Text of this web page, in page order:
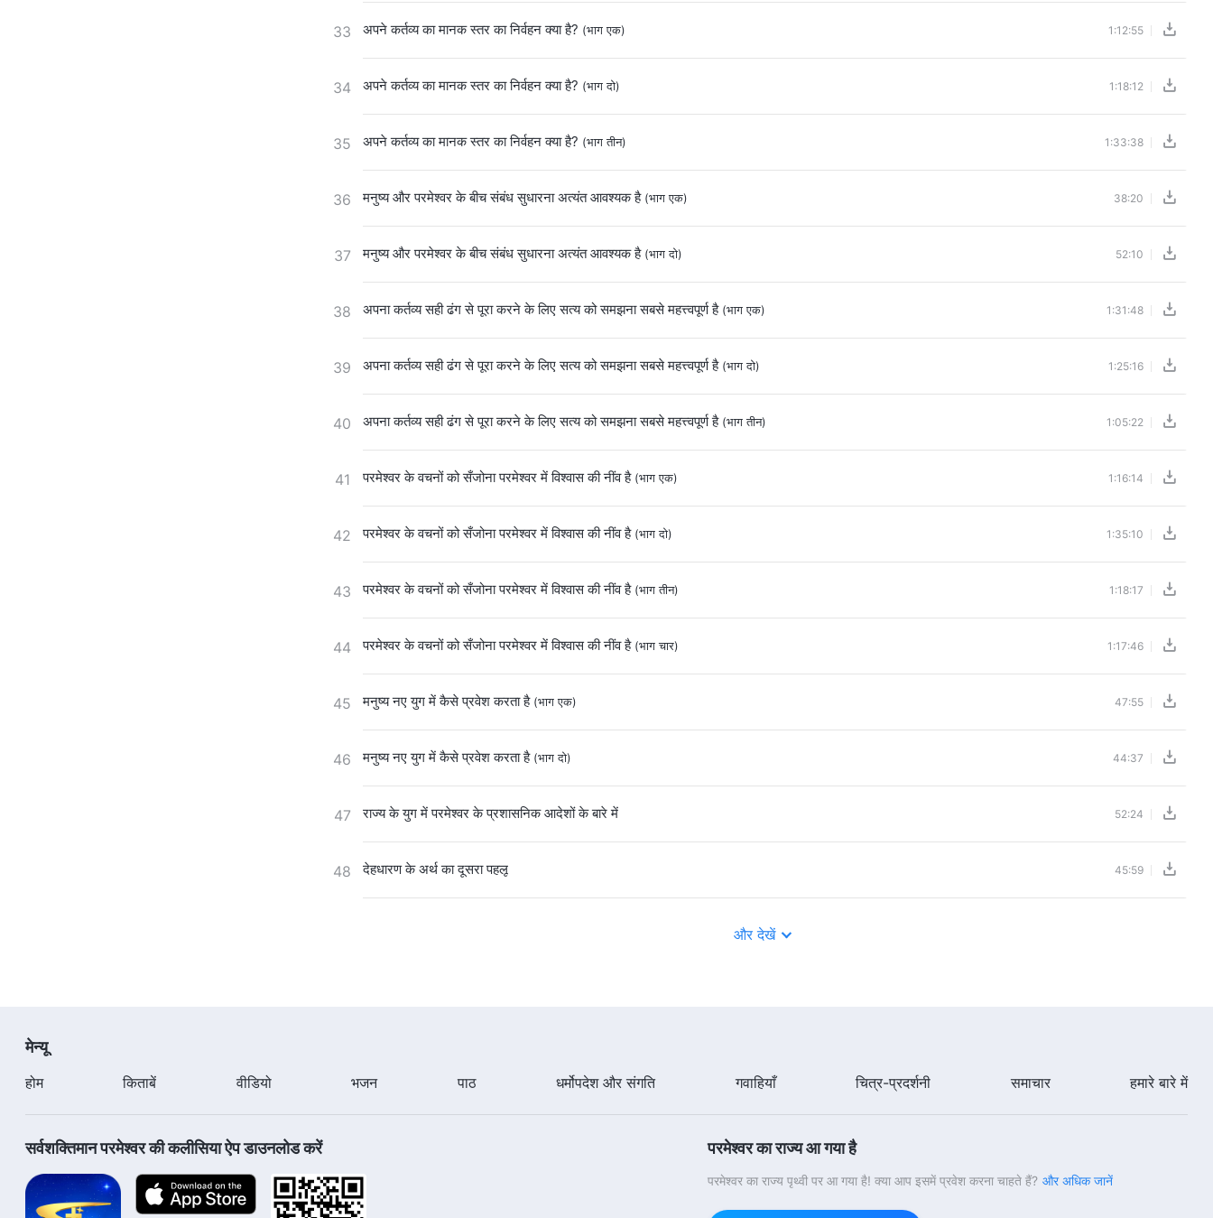
33 अपने कर्तव्‍य का मानक स्तर का निर्वहन क्‍या है? (भाग एक) 1:12:55
34 अपने कर्तव्‍य का मानक स्तर का निर्वहन क्‍या है? (भाग दो) 1:18:12
35 अपने कर्तव्‍य का मानक स्तर का निर्वहन क्‍या है? (भाग तीन) 1:33:38
36 मनुष्य और परमेश्वर के बीच संबंध सुधारना अत्यंत आवश्यक है (भाग एक) 38:20
37 मनुष्य और परमेश्वर के बीच संबंध सुधारना अत्यंत आवश्यक है (भाग दो) 52:10
38 अपना कर्तव्‍य सही ढंग से पूरा करने के लिए सत्‍य को समझना सबसे महत्त्वपूर्ण है (भाग एक) 1:31:48
39 अपना कर्तव्‍य सही ढंग से पूरा करने के लिए सत्‍य को समझना सबसे महत्त्वपूर्ण है (भाग दो) 1:25:16
40 अपना कर्तव्‍य सही ढंग से पूरा करने के लिए सत्‍य को समझना सबसे महत्त्वपूर्ण है (भाग तीन) 1:05:22
41 परमेश्वर के वचनों को सँजोना परमेश्वर में विश्वास की नींव है (भाग एक) 1:16:14
42 परमेश्वर के वचनों को सँजोना परमेश्वर में विश्वास की नींव है (भाग दो) 1:35:10
43 परमेश्वर के वचनों को सँजोना परमेश्वर में विश्वास की नींव है (भाग तीन) 1:18:17
44 परमेश्वर के वचनों को सँजोना परमेश्वर में विश्वास की नींव है (भाग चार) 1:17:46
45 मनुष्य नए युग में कैसे प्रवेश करता है (भाग एक) 47:55
46 मनुष्य नए युग में कैसे प्रवेश करता है (भाग दो) 44:37
47 राज्य के युग में परमेश्वर के प्रशासनिक आदेशों के बारे में 52:24
48 देहधारण के अर्थ का दूसरा पहलू 45:59
और देखें
मेन्यू
होम किताबें वीडियो भजन पाठ धर्मोपदेश और संगति गवाहियाँ चित्र-प्रदर्शनी समाचार हमारे बारे में
सर्वशक्तिमान परमेश्वर की कलीसिया ऐप डाउनलोड करें परमेश्वर का राज्य आ गया है
परमेश्वर का राज्य पृथ्वी पर आ गया है! क्या आप इसमें प्रवेश करना चाहते हैं? और अधिक जानें